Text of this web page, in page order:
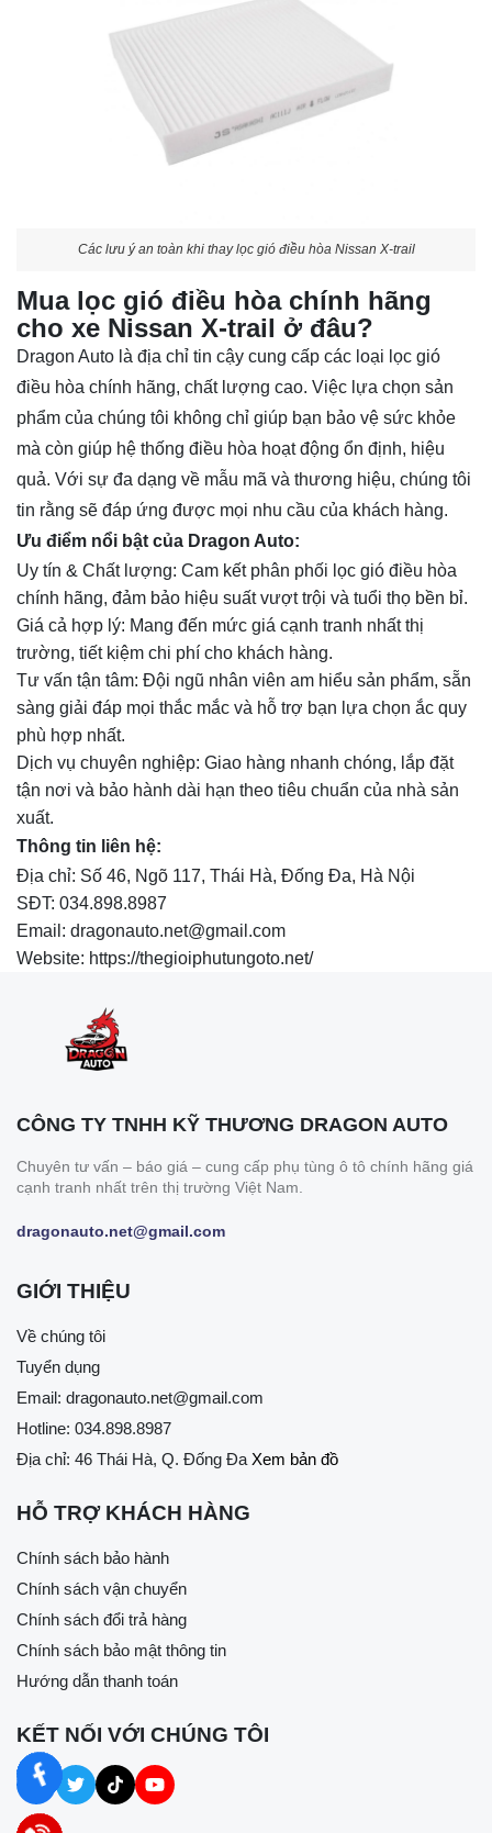
Các lưu ý an toàn khi thay lọc gió điều hòa Nissan X-trail
Mua lọc gió điều hòa chính hãng
cho xe Nissan X-trail ở đâu?
Dragon Auto là địa chỉ tin cậy cung cấp các loại lọc gió
điều hòa chính hãng, chất lượng cao. Việc lựa chọn sản
phẩm của chúng tôi không chỉ giúp bạn bảo vệ sức khỏe
mà còn giúp hệ thống điều hòa hoạt động ổn định, hiệu
quả. Với sự đa dạng về mẫu mã và thương hiệu, chúng tôi
tin rằng sẽ đáp ứng được mọi nhu cầu của khách hàng.
Ưu điểm nổi bật của Dragon Auto:
Uy tín & Chất lượng: Cam kết phân phối lọc gió điều hòa
chính hãng, đảm bảo hiệu suất vượt trội và tuổi thọ bền bỉ.
Giá cả hợp lý: Mang đến mức giá cạnh tranh nhất thị
trường, tiết kiệm chi phí cho khách hàng.
Tư vấn tận tâm: Đội ngũ nhân viên am hiểu sản phẩm, sẵn
sàng giải đáp mọi thắc mắc và hỗ trợ bạn lựa chọn ắc quy
phù hợp nhất.
Dịch vụ chuyên nghiệp: Giao hàng nhanh chóng, lắp đặt
tận nơi và bảo hành dài hạn theo tiêu chuẩn của nhà sản
xuất.
Thông tin liên hệ:
Địa chỉ: Số 46, Ngõ 117, Thái Hà, Đống Đa, Hà Nội
SĐT: 034.898.8987
Email: dragonauto.net@gmail.com
Website: https://thegioiphutungoto.net/
CÔNG TY TNHH KỸ THƯƠNG DRAGON AUTO
Chuyên tư vấn – báo giá – cung cấp phụ tùng ô tô chính hãng giá
cạnh tranh nhất trên thị trường Việt Nam.
dragonauto.net@gmail.com
GIỚI THIỆU
Về chúng tôi
Tuyển dụng
Email: dragonauto.net@gmail.com
Hotline: 034.898.8987
Địa chỉ: 46 Thái Hà, Q. Đống Đa Xem bản đồ
HỖ TRỢ KHÁCH HÀNG
Chính sách bảo hành
Chính sách vận chuyển
Chính sách đổi trả hàng
Chính sách bảo mật thông tin
Hướng dẫn thanh toán
KẾT NỐI VỚI CHÚNG TÔI